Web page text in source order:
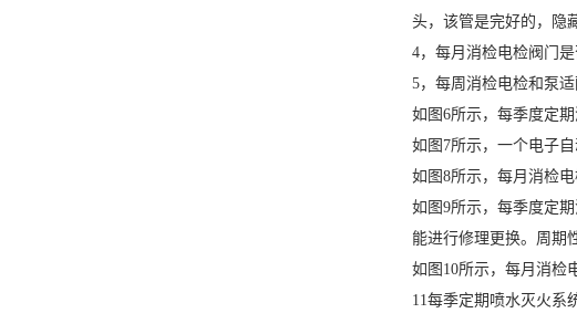
头，该管是完好的，隐
4，每月消检电检阀门
5，每周消检电检和泵
如图6所示，每季度定
如图7所示，一个电子
如图8所示，每月消检
如图9所示，每季度定
能进行修理更换。周期
如图10所示，每月消检
11每季定期喷水灭火系